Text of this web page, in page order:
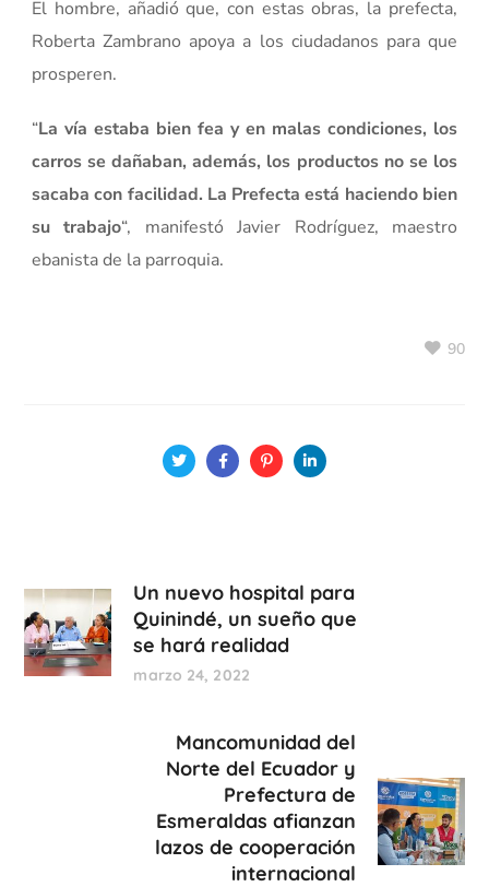
El hombre, añadió que, con estas obras, la prefecta,
Roberta Zambrano apoya a los ciudadanos para que
prosperen.
“La vía estaba bien fea y en malas condiciones, los
carros se dañaban, además, los productos no se los
sacaba con facilidad. La Prefecta está haciendo bien
su trabajo“, manifestó Javier Rodríguez, maestro
ebanista de la parroquia.
90
Un nuevo hospital para
Quinindé, un sueño que
se hará realidad
marzo 24, 2022
Mancomunidad del
Norte del Ecuador y
Prefectura de
Esmeraldas afianzan
lazos de cooperación
internacional